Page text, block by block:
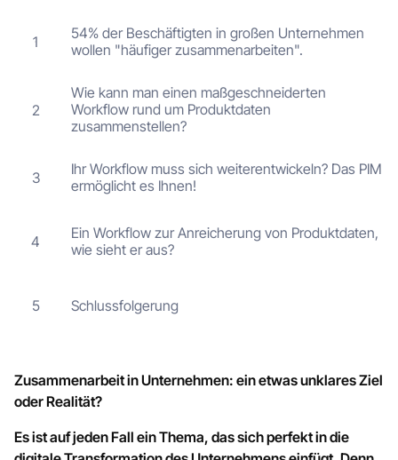
1
54% der Beschäftigten in großen Unternehmen
wollen "häufiger zusammenarbeiten".
2
Wie kann man einen maßgeschneiderten
Workflow rund um Produktdaten
zusammenstellen?
3
Ihr Workflow muss sich weiterentwickeln? Das PIM
ermöglicht es Ihnen!
4
Ein Workflow zur Anreicherung von Produktdaten,
wie sieht er aus?
5 Schlussfolgerung
Zusammenarbeit in Unternehmen: ein etwas unklares Ziel
oder Realität?
Es ist auf jeden Fall ein Thema, das sich perfekt in die